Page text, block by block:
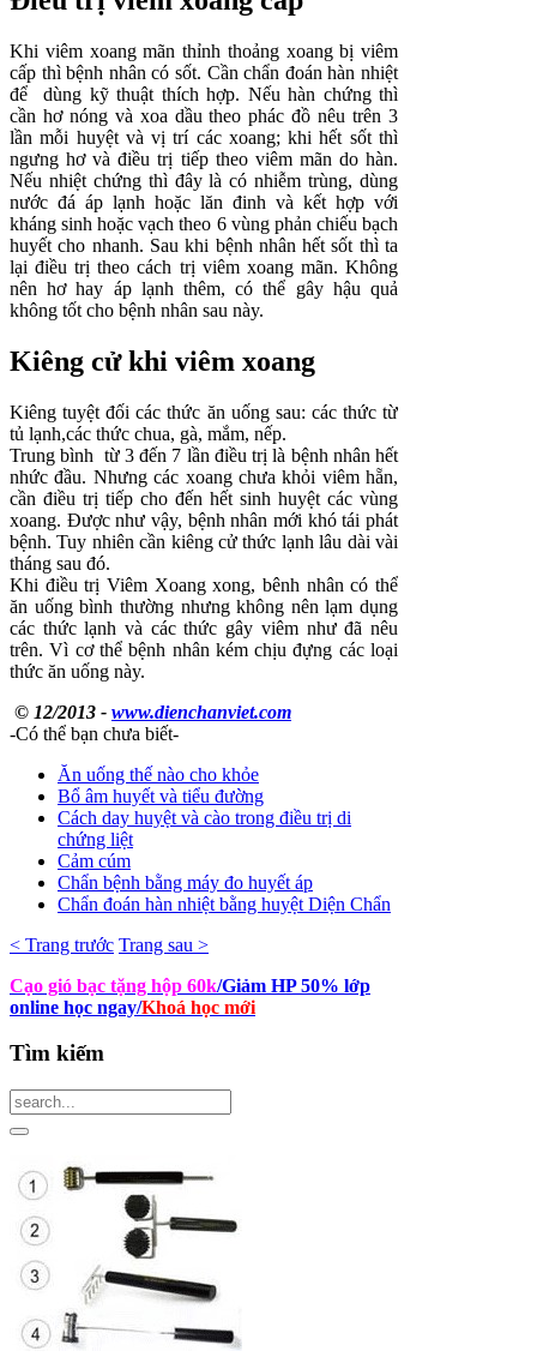
Khi viêm xoang mãn thỉnh thoảng xoang bị viêm
cấp thì bệnh nhân có sốt. Cần chẩn đoán hàn nhiệt
để dùng kỹ thuật thích hợp. Nếu hàn chứng thì
cần hơ nóng và xoa dầu theo phác đồ nêu trên 3
lần mỗi huyệt và vị trí các xoang; khi hết sốt thì
ngưng hơ và điều trị tiếp theo viêm mãn do hàn.
Nếu nhiệt chứng thì đây là có nhiễm trùng, dùng
nước đá áp lạnh hoặc lăn đinh và kết hợp với
kháng sinh hoặc vạch theo 6 vùng phản chiếu bạch
huyết cho nhanh. Sau khi bệnh nhân hết sốt thì ta
lại điều trị theo cách trị viêm xoang mãn. Không
nên hơ hay áp lạnh thêm, có thể gây hậu quả
không tốt cho bệnh nhân sau này.
Kiêng cử khi viêm xoang
Kiêng tuyệt đối các thức ăn uống sau: các thức từ
tủ lạnh,các thức chua, gà, mắm, nếp.
Trung bình từ 3 đến 7 lần điều trị là bệnh nhân hết
nhức đầu. Nhưng các xoang chưa khỏi viêm hẵn,
cần điều trị tiếp cho đến hết sinh huyệt các vùng
xoang. Được như vậy, bệnh nhân mới khó tái phát
bệnh. Tuy nhiên cần kiêng cử thức lạnh lâu dài vài
tháng sau đó.
Khi điều trị Viêm Xoang xong, bênh nhân có thể
ăn uống bình thường nhưng không nên lạm dụng
các thức lạnh và các thức gây viêm như đã nêu
trên. Vì cơ thể bệnh nhân kém chịu đựng các loại
thức ăn uống này.
© 12/2013 - www.dienchanviet.com
-Có thể bạn chưa biết-
Ăn uống thế nào cho khỏe
Bổ âm huyết và tiểu đường
Cách day huyệt và cào trong điều trị di
chứng liệt
Cảm cúm
Chẩn bệnh bằng máy đo huyết áp
Chẩn đoán hàn nhiệt bằng huyệt Diện Chẩn
< Trang trước Trang sau >
Cạo gió bạc tặng hộp 60k/Giảm HP 50% lớp
online học ngay/Khoá học mới
Tìm kiếm